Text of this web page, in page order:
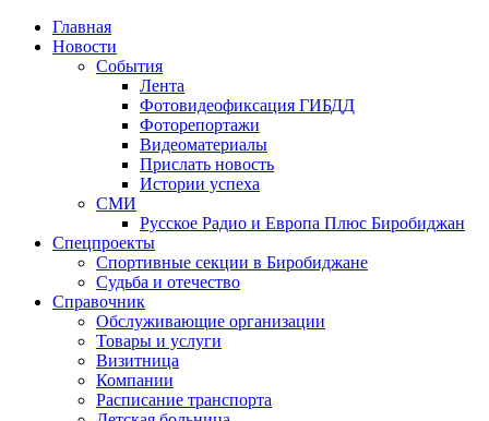
Главная
Новости
События
Лента
Фотовидеофиксация ГИБДД
Фоторепортажи
Видеоматериалы
Прислать новость
Истории успеха
СМИ
Русское Радио и Европа Плюс Биробиджан
Спецпроекты
Спортивные секции в Биробиджане
Судьба и отечество
Справочник
Обслуживающие организации
Товары и услуги
Визитница
Компании
Расписание транспорта